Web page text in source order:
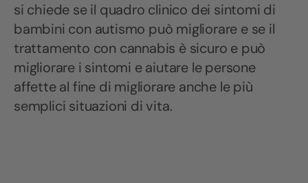
si chiede se il quadro clinico dei sintomi di
bambini con autismo può migliorare e se il
trattamento con cannabis è sicuro e può
migliorare i sintomi e aiutare le persone
affette al fine di migliorare anche le più
semplici situazioni di vita.